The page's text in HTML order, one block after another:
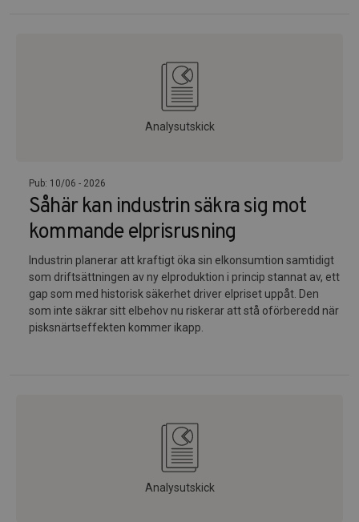
Analysutskick
Pub: 10/06 - 2026
Såhär kan industrin säkra sig mot
kommande elprisrusning
Industrin planerar att kraftigt öka sin elkonsumtion samtidigt
som driftsättningen av ny elproduktion i princip stannat av, ett
gap som med historisk säkerhet driver elpriset uppåt. Den
som inte säkrar sitt elbehov nu riskerar att stå oförberedd när
pisksnärtseffekten kommer ikapp.
Analysutskick